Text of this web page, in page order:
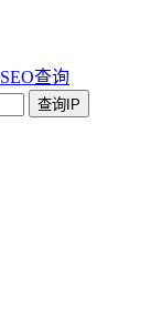
SEO查询
查询IP